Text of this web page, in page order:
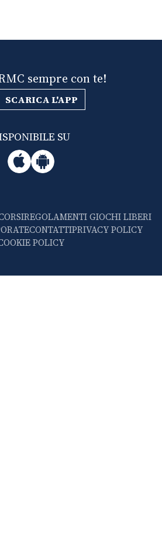
sempre con te!
SCARICA L'APP
SU
REGOLAMENTI GIOCHI LIBERI
CONTATTIPRIVACY POLICY
POLICY